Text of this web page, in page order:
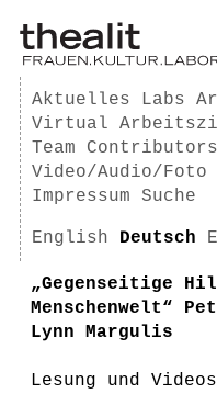
Aktuelles Labs
Virtual
Team
Contributors
Video/Audio/Foto
Impressum
Suche
English Deutsch
„Gegenseitige
Menschenwelt“
Lynn Margulis
Lesung und